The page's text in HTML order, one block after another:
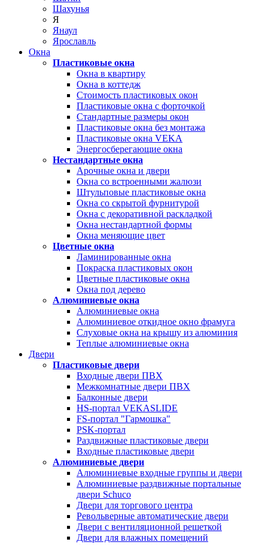
Шахунья
Я
Янаул
Ярославль
Окна
Пластиковые окна
Окна в квартиру
Окна в коттедж
Стоимость пластиковых окон
Пластиковые окна с форточкой
Стандартные размеры окон
Пластиковые окна без монтажа
Пластиковые окна VEKA
Энергосберегающие окна
Нестандартные окна
Арочные окна и двери
Окна со встроенными жалюзи
Штульповые пластиковые окна
Окна со скрытой фурнитурой
Окна с декоративной раскладкой
Окна нестандартной формы
Окна меняющие цвет
Цветные окна
Ламинированные окна
Покраска пластиковых окон
Цветные пластиковые окна
Окна под дерево
Алюминиевые окна
Алюминиевые окна
Алюминиевое откидное окно фрамуга
Слуховые окна на крышу из алюминия
Теплые алюминиевые окна
Двери
Пластиковые двери
Входные двери ПВХ
Межкомнатные двери ПВХ
Балконные двери
HS-портал VEKASLIDE
FS-портал "Гармошка"
PSK-портал
Раздвижные пластиковые двери
Входные пластиковые двери
Алюминиевые двери
Алюминиевые входные группы и двери
Алюминиевые раздвижные портальные
двери Schuco
Двери для торгового центра
Револьверные автоматические двери
Двери с вентиляционной решеткой
Двери для влажных помещений